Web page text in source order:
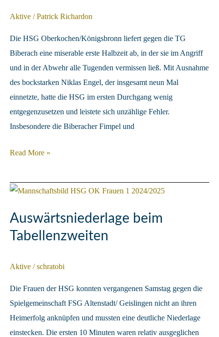
Aktive /Patrick Richardon
Die HSG Oberkochen/Königsbronn liefert gegen die TG
Biberach eine miserable erste Halbzeit ab, in der sie im Angriff
und in der Abwehr alle Tugenden vermissen ließ. Mit Ausnahme
des bockstarken Niklas Engel, der insgesamt neun Mal
einnetzte, hatte die HSG im ersten Durchgang wenig
entgegenzusetzen und leistete sich unzählige Fehler.
Insbesondere die Biberacher Fimpel und
HSG
nach
erster
Read More »
Auswärtsniederlage beim
Tabellenzweiten
Aktive /schratobi
Die Frauen der HSG konnten vergangenen Samstag gegen die
Spielgemeinschaft FSG Altenstadt/ Geislingen nicht an ihren
Heimerfolg anknüpfen und mussten eine deutliche Niederlage
einstecken. Die ersten 10 Minuten waren relativ ausgeglichen